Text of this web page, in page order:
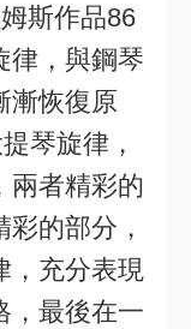
斯作品86
律，與鋼琴
漸恢復原
琴旋律，
兩者精彩的
的部分，
，充分表現
，最後在一